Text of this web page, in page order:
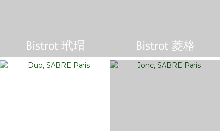
Bistrot 玳瑁 Bistrot 菱格